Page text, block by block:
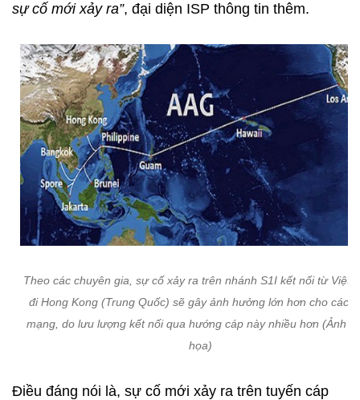
sự cố mới xảy ra”, đại diện ISP thông tin thêm.
Theo các chuyên gia, sự cố xảy ra trên nhánh S1I kết nối từ Việt
đi Hong Kong (Trung Quốc) sẽ gây ảnh hưởng lớn hơn cho các
mạng, do lưu lượng kết nối qua hướng cáp này nhiều hơn (Ảnh
họa)
Điều đáng nói là, sự cố mới xảy ra trên tuyến cáp